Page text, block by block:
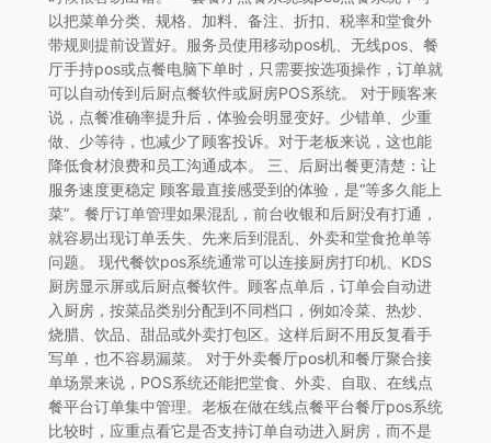
以把菜单分类、规格、加料、备注、折扣、税率和堂食外
带规则提前设置好。服务员使用移动pos机、无线pos、餐
厅手持pos或点餐电脑下单时，只需要按选项操作，订单就
可以自动传到后厨点餐软件或厨房POS系统。 对于顾客来
说，点餐准确率提升后，体验会明显变好。少错单、少重
做、少等待，也减少了顾客投诉。对于老板来说，这也能
降低食材浪费和员工沟通成本。 三、后厨出餐更清楚：让
服务速度更稳定 顾客最直接感受到的体验，是“等多久能上
菜”。餐厅订单管理如果混乱，前台收银和后厨没有打通，
就容易出现订单丢失、先来后到混乱、外卖和堂食抢单等
问题。 现代餐饮pos系统通常可以连接厨房打印机、KDS
厨房显示屏或后厨点餐软件。顾客点单后，订单会自动进
入厨房，按菜品类别分配到不同档口，例如冷菜、热炒、
烧腊、饮品、甜品或外卖打包区。这样后厨不用反复看手
写单，也不容易漏菜。 对于外卖餐厅pos机和餐厅聚合接
单场景来说，POS系统还能把堂食、外卖、自取、在线点
餐平台订单集中管理。老板在做在线点餐平台餐厅pos系统
比较时，应重点看它是否支持订单自动进入厨房，而不是